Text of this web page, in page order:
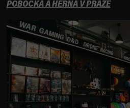
POBOČKA A HERNA V PRAZE